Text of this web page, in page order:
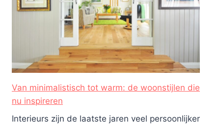
Van minimalistisch tot warm: de woonstijlen die
nu inspireren
Interieurs zijn de laatste jaren veel persoonlijker